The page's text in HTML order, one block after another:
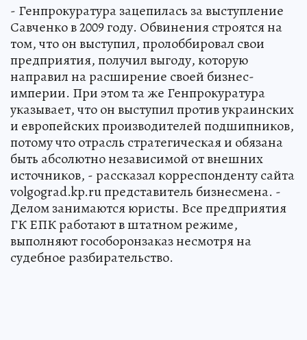
- Генпрокуратура зацепилась за выступление
Савченко в 2009 году. Обвинения строятся на
том, что он выступил, пролоббировал свои
предприятия, получил выгоду, которую
направил на расширение своей бизнес-
империи. При этом та же Генпрокуратура
указывает, что он выступил против украинских
и европейских производителей подшипников,
потому что отрасль стратегическая и обязана
быть абсолютно независимой от внешних
источников, - рассказал корреспонденту сайта
volgograd.kp.ru представитель бизнесмена. -
Делом занимаются юристы. Все предприятия
ГК ЕПК работают в штатном режиме,
выполняют гособоронзаказ несмотря на
судебное разбирательство.